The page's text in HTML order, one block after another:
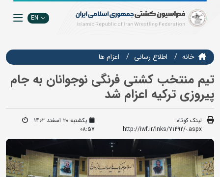
EN
خانه اطلاع رسانی اعزام ها
تیم منتخب کشتی فرنگی نوجوانان به جام
پیروزی ترکیه اعزام شد
لینک کوتاه:
http://iwf.ir/lnks/71492/-.aspx
یکشنبه ۲۰ اسفند ۱۴۰۲
08:57